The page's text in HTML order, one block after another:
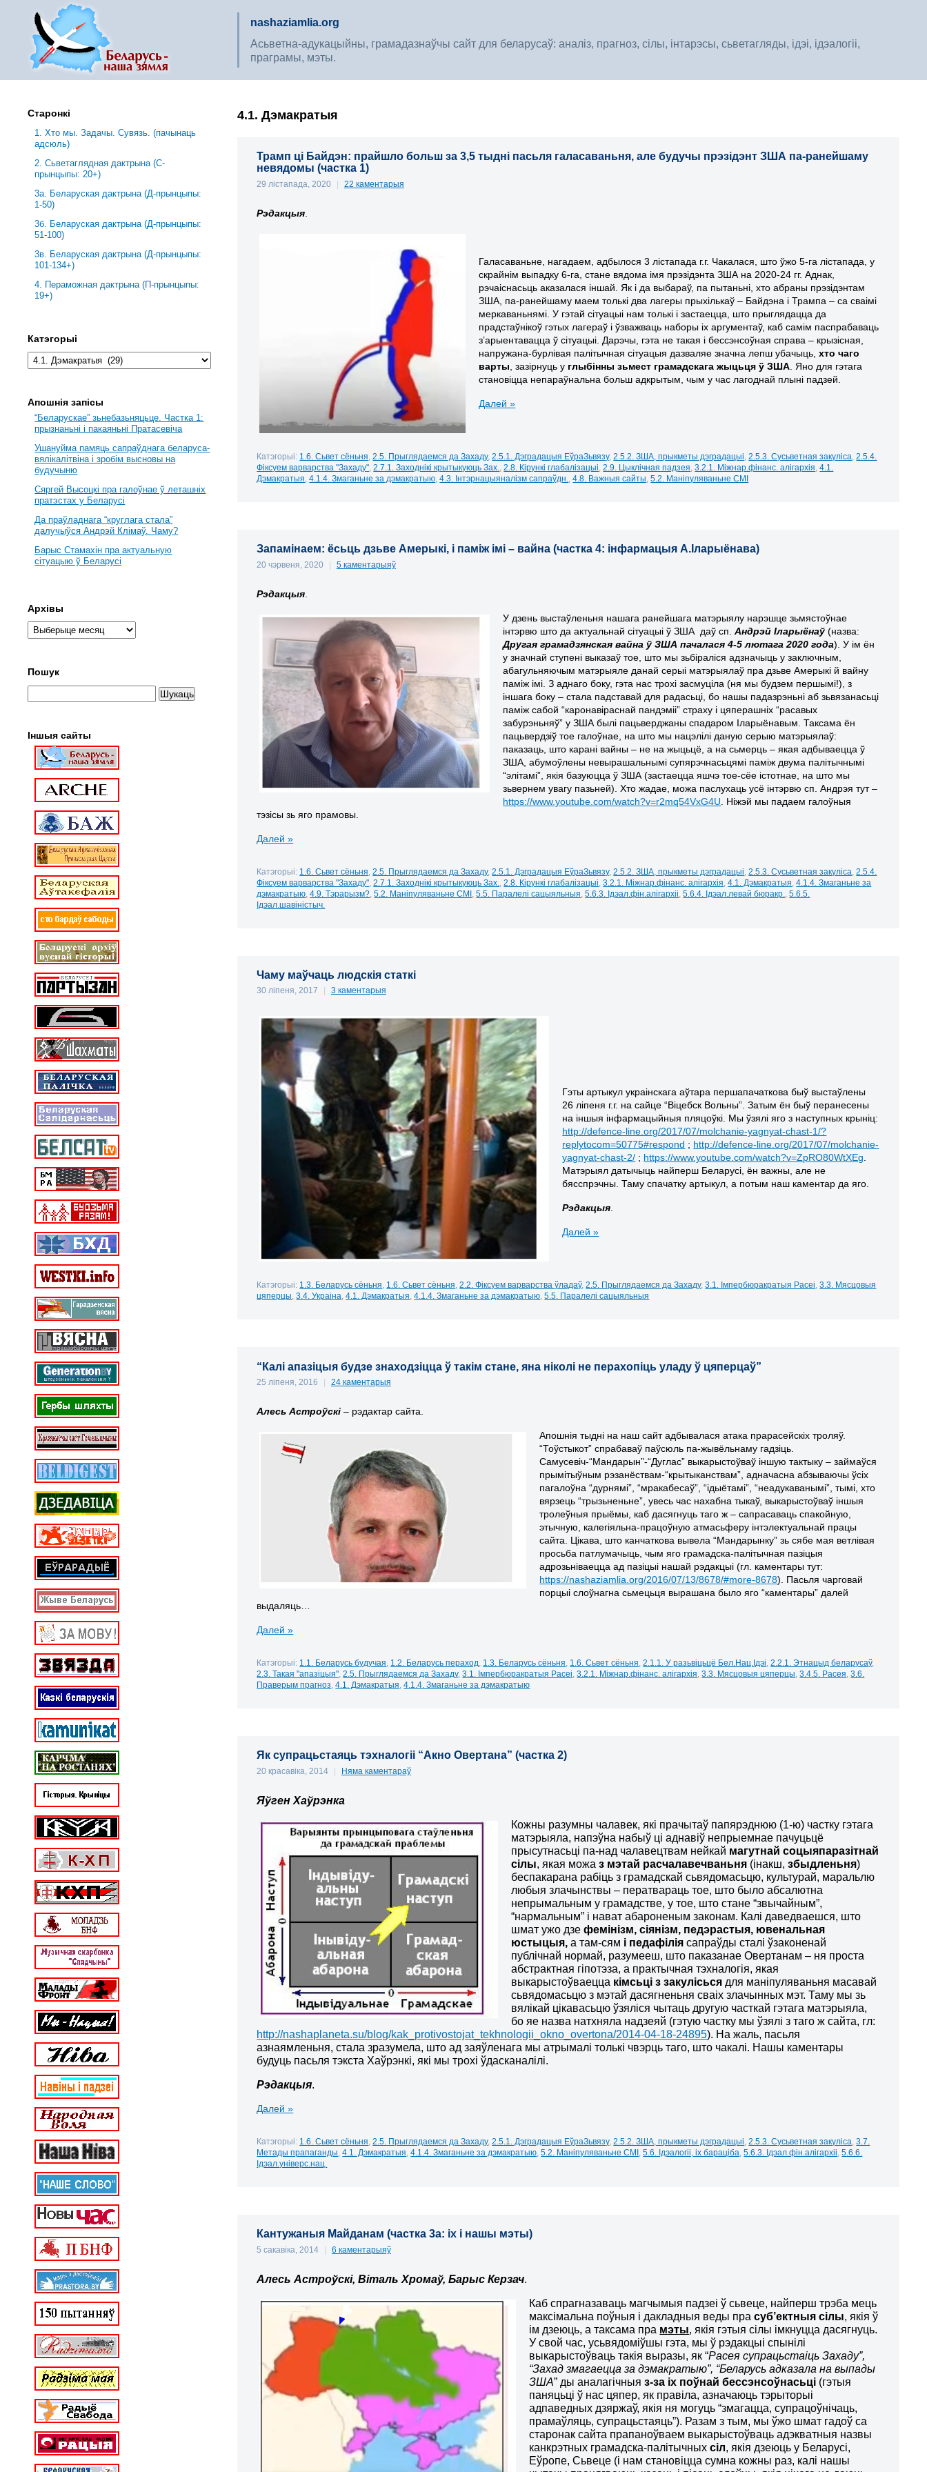
nashaziamlia.org
Асьветна-адукацыйны, грамадазнаўчы сайт для беларусаў: аналіз, прагноз, сілы, інтарэсы, сьветагляды, ідэі, ідэалогіі,
праграмы, мэты.
4.1. Дэмакратыя
Трамп ці Байдэн: прайшло больш за 3,5 тыдні пасьля галасаваньня, але будучы прэзідэнт ЗША па-ранейшаму
невядомы (частка 1)
29 лістапада, 2020 | 22 каментарыя
Рэдакцыя
Галасаваньне, нагадаем, адбылося 3 лістапада г.г. Чакалася, што ўжо 5-га лістапада, у
скрайнім выпадку 6-га, стане вядома імя прэзідэнта ЗША на 2020-24 гг. Аднак,
рэчаіснасьць аказалася іншай. Як і да выбараў, па пытаньні, хто абраны прэзідэнтам
ЗША, па-ранейшаму маем толькі два лагеры прыхількаў – Байдэна і Трампа – са сваімі
меркаваньнямі. У гэтай сітуацыі нам толькі і застаецца, што прыглядацца да
прадстаўнікоў гэтых лагераў і ўзважваць наборы іх аргументаў, каб самім паспрабаваць
з’арыентавацца ў сітуацыі. Дарэчы, гэта не такая і бессэнсоўная справа – крызісная,
напружана-бурлівая палітычная сітуацыя дазваляе значна лепш убачыць, хто чаго
варты , зазірнуць у глыбінны зьмест грамадскага жыцьця ў ЗША . Яно для гэтага
становіцца непараўнальна больш адкрытым, чым у час лагоднай плыні падзей.
Далей »
Катэгорыі: 1.6. Сьвет сёньня ,2.5. Прыглядаемся да Захаду,2.5.1. Дэградацыя ЕўраЗьвязу,2.5.2. ЗША, прыкметы дэградацыі ,2.5.3. Сусьветная закуліса ,2.5.4.
Фіксуем варварства "Захаду" ,2.7.1. Заходнікі крытыкуюць Зах. ,2.8. Кірункі глабалізацыі ,2.9. Цыклічная падзея ,3.2.1. Міжнар.фінанс. алігархія ,4.1.
Дэмакратыя ,4.1.4. Змаганьне за дэмакратыю ,4.3. Інтэрнацыяналізм сапраўдн. ,4.8. Важныя сайты ,5.2. Маніпуляваньне СМІ
Запамінаем: ёсьць дзьве Амерыкі, і паміж імі – вайна (частка 4: інфармацыя А.Іларыёнава)
20 чэрвеня, 2020 | 5 каментарыяў
Рэдакцыя
У дзень выстаўленьня нашага ранейшага матэрыялу нарэшце зьмястоўнае
інтэрвю што да актуальнай сітуацыі ў ЗША даў сп.Андрэй Іларыёнаў(назва:
Другая грамадзянская вайна ў ЗША пачалася 4-5 лютага 2020 года). У ім ён
у значнай ступені выказаў тое, што мы зьбіраліся адзначыць у заключным,
абагульняючым матэрыяле данай серыі матэрыялаў пра дзьве Амерыкі й вайну
паміж імі. З аднаго боку, гэта нас трохі засмуціла (ня мы будзем першымі!), з
іншага боку – стала падставай для радасьці, бо нашы падазрэньні аб зьвязанасьці
паміж сабой “каронавіраснай пандэміі” страху і цяперашніх “расавых
забурэньняў” у ЗША былі пацьверджаны спадаром Іларыёнавым. Таксама ён
пацьвердзіў тое галоўнае, на што мы нацэлілі даную серыю матэрыялаў:
паказаць, што карані вайны – не на жыцьцё, а на сьмерць – якая адбываецца ў
ЗША, абумоўлены невырашальнымі супярэчнасьцямі паміж двума палітычнымі
“элітамі”, якія базуюцца ў ЗША (застаецца яшчэ тое-сёе істотнае, на што мы
зьвернем увагу пазьней). Хто жадае, можа паслухаць усё інтэрвю сп. Андрэя тут –
https://www.youtube.com/watch?v=r2mq54VxG4U . Ніжэй мы падаем галоўныя
тэзісы зь яго прамовы.
Далей »
Катэгорыі: 1.6. Сьвет сёньня ,2.5. Прыглядаемся да Захаду,2.5.1. Дэградацыя ЕўраЗьвязу,2.5.2. ЗША, прыкметы дэградацыі ,2.5.3. Сусьветная закуліса ,2.5.4.
Фіксуем варварства "Захаду" ,2.7.1. Заходнікі крытыкуюць Зах. ,2.8. Кірункі глабалізацыі ,3.2.1. Міжнар.фінанс. алігархія ,4.1. Дэмакратыя ,4.1.4. Змаганьне за
дэмакратыю ,4.9. Тэрарызм? ,5.2. Маніпуляваньне СМІ ,5.5. Паралелі сацыяльныя ,5.6.3. Ідэал.фін.алігархіі ,5.6.4. Ідэал.левай бюракр. ,5.6.5.
Ідэал.шавіністыч.
Чаму маўчаць людскія статкі
30 ліпеня, 2017 3 каментарыя
Гэты артыкул украінскага аўтара першапачаткова быў выстаўлены
26 ліпеня г.г. на сайце “Віцебск Вольны”. Затым ён быў перанесены
на іншыя інфармацыйныя пляцоўкі. Мы ўзялі яго з наступных крыніц:
http://defence-line.org/2017/07/molchanie-yagnyat-chast-1/?
replytocom=50775#respond ; http://defence-line.org/2017/07/molchanie-
yagnyat-chast-2/ ; https://www.youtube.com/watch?v=ZpRO80WtXEg.
Матэрыял датычыць найперш Беларусі, ён важны, але не
бясспрэчны. Таму спачатку артыкул, а потым наш каментар да яго.
Рэдакцыя.
Далей »
Катэгорыі: 1.3. Беларусь сёньня 1.6. Сьвет сёньня ,2.2. Фіксуем варварства ўладаў,2.5. Прыглядаемся да Захаду,3.1. Імпербюракратыя Расеі ,3.3. Мясцовыя
цяперцы ,3.4. Украіна ,4.1. Дэмакратыя ,4.1.4. Змаганьне за дэмакратыю ,5.5. Паралелі сацыяльныя
“Калі апазіцыя будзе знаходзіцца ў такім стане, яна ніколі не перахопіць уладу ў цяперцаў”
25 ліпеня, 2016 24 каментарыя
Алесь Астроўскі – рэдактар сайта.
Апошнія тыдні на наш сайт адбывалася атака прарасейскіх троляў.
“Тоўстыкот” спрабаваў паўсюль па-жывёльнаму гадзіць.
Самусевіч-“Мандарын”-“Дуглас” выкарыстоўваў іншую тактыку – займаўся
прымітыўным рэзанёствам-“крытыканствам”, адначасна абзываючы ўсіх
пагалоўна “дурнямі”, “мракабесаў”, “ідыётамі”, “неадукаванымі”, тымі, хто
вярзець “трызьненьне”, увесь час нахабна тыкаў, выкарыстоўваў іншыя
тролеўныя прыёмы, каб дасягнуць таго ж – сапрасаваць спакойную,
этычную, калегіяльна-працоўную атмасьферу інтэлектуальнай працы
сайта. Цікава, што канчаткова вывела “Мандарынку” зь сябе мая ветлівая
просьба патлумачыць, чым яго грамадска-палітычная пазіцыя
адрозьніваецца ад пазіцыі нашай рэдакцыі (гл. каментары тут:
https://nashaziamlia.org/2016/07/13/8678/#more-8678). Пасьля чарговай
порцыі слоўнагна сьмецьця вырашана было яго “каментары” далей
выдаляць…
Далей »
Катэгорыі: 1.1. Беларусь будучая 1.2. Беларусь пераход 1.3. Беларусь сёньня 1.6. Сьвет сёньня ,2.1.1. У разьвіцьцё Бел.Нац.Ідэі ,2.2.1. Этнацыд беларусаў,
2.3. Такая "апазіцыя" ,2.5. Прыглядаемся да Захаду,3.1. Імпербюракратыя Расеі ,3.2.1. Міжнар.фінанс. алігархія ,3.3. Мясцовыя цяперцы ,3.4.5. Расея ,3.6.
Праверым прагноз ,4.1. Дэмакратыя ,4.1.4. Змаганьне за дэмакратыю
Як супрацьстаяць тэхналогіі “Акно Овертана” (частка 2)
20 красавіка, 2014 Няма каментараў
Яўген Хаўрэнка
Кожны разумны чалавек, які прачытаў папярэднюю (1-ю) частку гэтага
матэрыяла, напэўна набыў ці аднавіў непрыемнае пачуцьцё
прысутнасьці па-над чалавецтвам нейкай магутнай соцыяпаразітнай
сілы, якая можаз мэтай расчалавечваньня (інакш,збыдленьня)
беспакарана рабіць з грамадскай сьвядомасьцю, культурай, маральлю
любыя злачынствы – ператвараць тое, што было абсалютна
непрымальным у грамадстве, у тое, што стане “звычайным”,
“нармальным” і нават абароненым законам. Калі даведваешся, што
шмат ужо дзефемінізм, сіянізм, педэрастыя, ювенальная
юстыцыя,атам-сям і педафілія сапраўды сталі ўзаконенай
публічнай нормай, разумееш, што паказанае Овертанам – ня проста
абстрактная гіпотэза, а практычная тэхналогія, якая
выкарыстоўваецца кімсьці з закулісься для маніпуляваньня масавай
сьвядомасьцю з мэтай дасягненьня сваіх злачынных мэт. Таму мы зь
вялікай цікавасьцю ўзяліся чытаць другую часткай гэтага матэрыяла,
бо яе назва натхняла надзеяй (гэтую частку мы ўзялі з таго ж сайта, гл:
http://nashaplaneta.su/blog/kak_protivostojat_tekhnologii_okno_overtona/2014-04-18-24895). На жаль, пасьля
азнаямленьня, стала зразумела, што ад заяўленага мы атрымалі толькі чвэрць таго, што чакалі. Нашы каментары
будуць пасьля тэкста Хаўрэнкі, які мы трохі ўдасканалілі.
Рэдакцыя.
Далей »
Катэгорыі: 1.6. Сьвет сёньня ,2.5. Прыглядаемся да Захаду,2.5.1. Дэградацыя ЕўраЗьвязу,2.5.2. ЗША, прыкметы дэградацыі ,2.5.3. Сусьветная закуліса ,3.7.
Метады прапаганды ,4.1. Дэмакратыя ,4.1.4. Змаганьне за дэмакратыю ,5.2. Маніпуляваньне СМІ ,5.6. Ідэалогіі, іх бараціба ,5.6.3. Ідэал.фін.алігархіі ,5.6.6.
Ідэал.універс.нац.
Кантужаныя Майданам (частка 3а: іх і нашы мэты)
5 сакавіка, 2014 | 6 каментарыяў
Алесь Астроўскі, Віталь Хромаў, Барыс Керзач.
Каб спрагназаваць магчымыя падзеі ў сьвеце, найперш трэба мець
максімальна поўныя і дакладныя веды прасуб’ектныя сілы, якія ў
ім дзеюць, а таксама пра мэты, якія гэтыя сілы імкнуцца дасягнуць.
У свой час, усьвядоміўшы гэта, мы ў рэдакцыі спынілі
выкарыстоўваць такія выразы, як “Расея супрацьстаіць Захаду”,
“Захад змагаецца за дэмакратыю”, “Беларусь адказала на выпады
ЗША” ды аналагічныяз-за іх поўнай бессэнсоўнасьці (гэтыя
паняцьці ў нас цяпер, як правіла, азначаюць тэрыторыі
адпаведных дзяржаў, якія ня могуць “змагацца, супрацоўнічаць,
прамаўляць, супрацьстаяць”). Разам з тым, мы ўжо шмат гадоў са
старонак сайта прапаноўваем выкарыстоўваць адэкватныя назвы
канкрэтных грамадска-палітычныхсіл, якія дзеюць у Беларусі,
Еўропе, Сьвеце (і нам становіцца сумна кожны раз, калі нашы
Старонкі
1. Хто мы. Задачы. Сувязь. (пачынаць
адсюль)
2. Сьветаглядная дактрына (С-
прынцыпы: 20+)
3a. Беларуская дактрына (Д-прынцыпы:
1-50)
3б. Беларуская дактрына (Д-прынцыпы:
51-100)
3в. Беларуская дактрына (Д-прынцыпы:
101-134+)
4. Пераможная дактрына (П-прынцыпы:
19+)
Катэгорыі
Апошнія запісы
“Беларускае” зьнебазьняцьце. Частка 1:
прызнаньні і пакаяньні Пратасевіча
Ушануйма памяць сапраўднага беларуса-
вялікалітвіна і зробім высновы на
будучыню
Сяргей Высоцкі пра галоўнае ў леташніх
пратэстах у Беларусі
Да праўладнага “круглага стала”
далучыўся Андрэй Клімаў. Чаму?
Барыс Стамахін пра актуальную
сітуацыю ў Беларусі
Архівы
Пошук
Іншыя сайты